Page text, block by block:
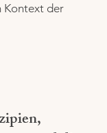
Kontext der